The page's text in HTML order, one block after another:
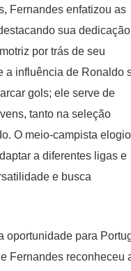
Fernandes enfatizou as
sua
por trás de seu
a influência de Ronaldo
gols; ele serve de
tanto na seleção
O meio-campista
a diferentes ligas e
e busca
oportunidade para
Fernandes reconheceu